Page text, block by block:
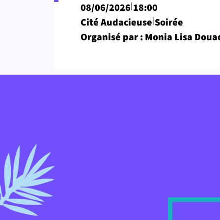
08/06/2026|18:00
Cité Audacieuse|Soirée
Organisé par : Monia Lisa